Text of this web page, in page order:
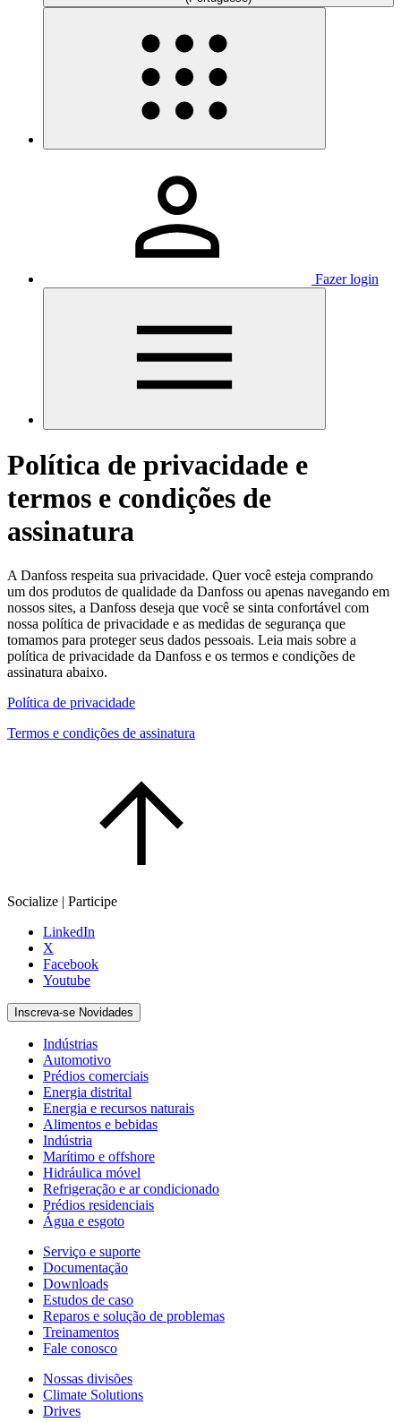
Fazer login
Política de privacidade e
termos e condições de
assinatura
A Danfoss respeita sua privacidade. Quer você esteja comprando
um dos produtos de qualidade da Danfoss ou apenas navegando em
nossos sites, a Danfoss deseja que você se sinta confortável com
nossa política de privacidade e as medidas de segurança que
tomamos para proteger seus dados pessoais. Leia mais sobre a
política de privacidade da Danfoss e os termos e condições de
assinatura abaixo.
Política de privacidade
Termos e condições de assinatura
Socialize | Participe
LinkedIn
X
Facebook
Youtube
Inscreva-se Novidades
Indústrias
Automotivo
Prédios comerciais
Energia distrital
Energia e recursos naturais
Alimentos e bebidas
Indústria
Marítimo e offshore
Hidráulica móvel
Refrigeração e ar condicionado
Prédios residenciais
Água e esgoto
Serviço e suporte
Documentação
Downloads
Estudos de caso
Reparos e solução de problemas
Treinamentos
Fale conosco
Nossas divisões
Climate Solutions
Drives